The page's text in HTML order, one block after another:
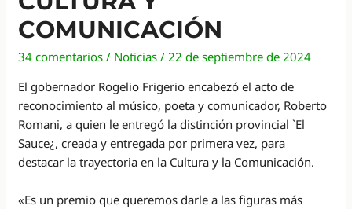
COMUNICACIÓN
34 comentarios / Noticias / 22 de septiembre de 2024
El gobernador Rogelio Frigerio encabezó el acto de
reconocimiento al músico, poeta y comunicador, Roberto
Romani, a quien le entregó la distinción provincial `El
Sauce¿, creada y entregada por primera vez, para
destacar la trayectoria en la Cultura y la Comunicación.
«Es un premio que queremos darle a las figuras más